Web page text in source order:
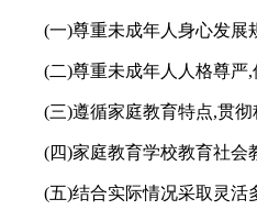
(一)尊重未成年人身心发展
(二)尊重未成年人人格尊严
(三)遵循家庭教育特点,贯
(四)家庭教育学校教育社会
(五)结合实际情况采取灵活